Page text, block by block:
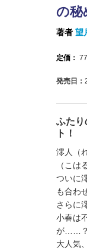
の秘
著者 望
定価：
発売日：
ふた
ト！
澪人（
（こは
ついに
も合わ
さらに
小春は
が……？
大人気